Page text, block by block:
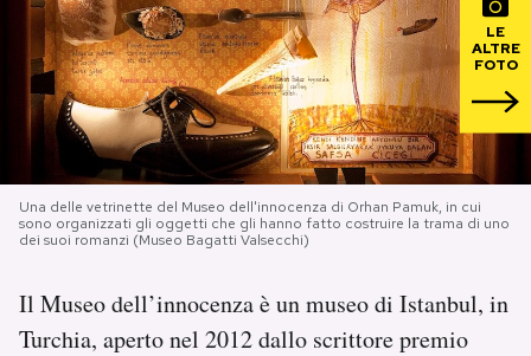
NEWSLETTER
I MIEI PREFERITI
SHOP
LE
ALTRE
FOTO
Una delle vetrinette del Museo dell'innocenza di Orhan Pamuk, in cui
sono organizzati gli oggetti che gli hanno fatto costruire la trama di uno
dei suoi romanzi (Museo Bagatti Valsecchi)
Il Museo dell’innocenza è un museo di Istanbul, in
Turchia, aperto nel 2012 dallo scrittore premio